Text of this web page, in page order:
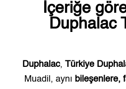
İçeriğe
Duphalac
Duphalac, Türkiye
Muadil, aynı bileşenlere,